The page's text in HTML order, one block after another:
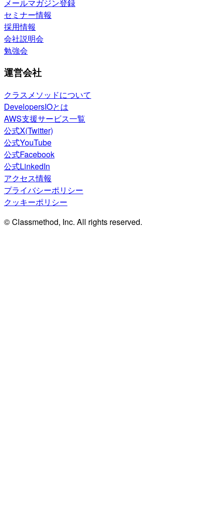
メールマガジン登録
セミナー情報
採用情報
会社説明会
勉強会
運営会社
クラスメソッドについて
DevelopersIOとは
AWS支援サービス一覧
公式X(Twitter)
公式YouTube
公式Facebook
公式LinkedIn
アクセス情報
プライバシーポリシー
クッキーポリシー
© Classmethod, Inc. All rights reserved.